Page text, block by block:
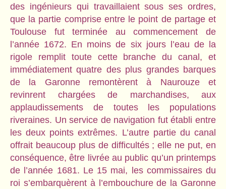
des ingénieurs qui travaillaient sous ses ordres,
que la partie comprise entre le point de partage et
Toulouse fut terminée au commencement de
l’année 1672. En moins de six jours l’eau de la
rigole remplit toute cette branche du canal, et
immédiatement quatre des plus grandes barques
de la Garonne remontèrent à Naurouze et
revinrent chargées de marchandises, aux
applaudissements de toutes les populations
riveraines. Un service de navigation fut établi entre
les deux points extrêmes. L’autre partie du canal
offrait beaucoup plus de difficultés ; elle ne put, en
conséquence, être livrée au public qu’un printemps
de l’année 1681. Le 15 mai, les commissaires du
roi s’embarquèrent à l’embouchure de la Garonne